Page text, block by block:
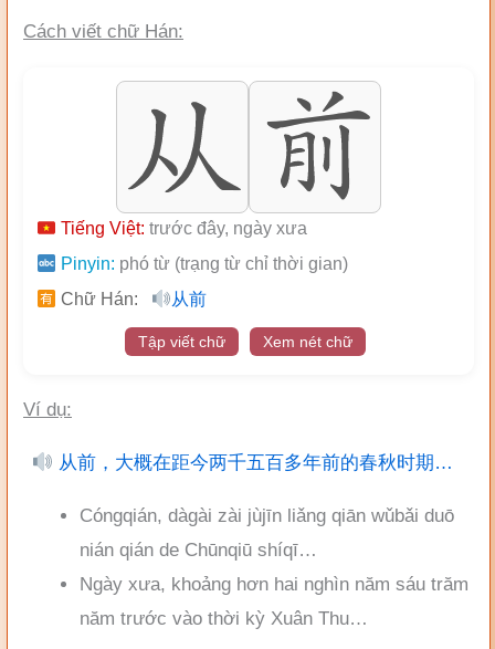
Cách viết chữ Hán:
Tiếng Việt: trước đây, ngày xưa
Pinyin: phó từ (trạng từ chỉ thời gian)
Chữ Hán:
从前
Tập viết chữ Xem nét chữ
Ví dụ:
从前，大概在距今两千五百多年前的春秋时期…
Cóngqián, dàgài zài jùjīn liǎng qiān wǔbǎi duō
nián qián de Chūnqiū shíqī…
Ngày xưa, khoảng hơn hai nghìn năm sáu trăm
năm trước vào thời kỳ Xuân Thu…